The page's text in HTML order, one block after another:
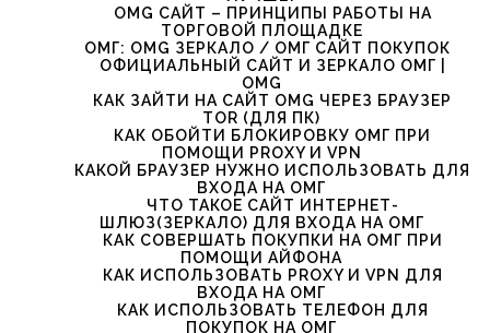
OMG САЙТ – ПРИНЦИПЫ РАБОТЫ НА
ТОРГОВОЙ ПЛОЩАДКЕ
ОМГ: OMG ЗЕРКАЛО / ОМГ САЙТ ПОКУПОК
ОФИЦИАЛЬНЫЙ САЙТ И ЗЕРКАЛО ОМГ |
OMG
КАК ЗАЙТИ НА САЙТ OMG ЧЕРЕЗ БРАУЗЕР
TOR (ДЛЯ ПК)
КАК ОБОЙТИ БЛОКИРОВКУ ОМГ ПРИ
ПОМОЩИ PROXY И VPN
КАКОЙ БРАУЗЕР НУЖНО ИСПОЛЬЗОВАТЬ ДЛЯ
ВХОДА НА ОМГ
ЧТО ТАКОЕ САЙТ ИНТЕРНЕТ-
ШЛЮЗ(ЗЕРКАЛО) ДЛЯ ВХОДА НА ОМГ
КАК СОВЕРШАТЬ ПОКУПКИ НА ОМГ ПРИ
ПОМОЩИ АЙФОНА
КАК ИСПОЛЬЗОВАТЬ PROXY И VPN ДЛЯ
ВХОДА НА ОМГ
КАК ИСПОЛЬЗОВАТЬ ТЕЛЕФОН ДЛЯ
ПОКУПОК НА ОМГ